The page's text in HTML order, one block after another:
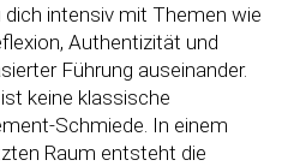
intensiv mit Themen wie
Authentizität und
Führung auseinander.
ist keine klassische
Schmiede. In einem
Raum entsteht die